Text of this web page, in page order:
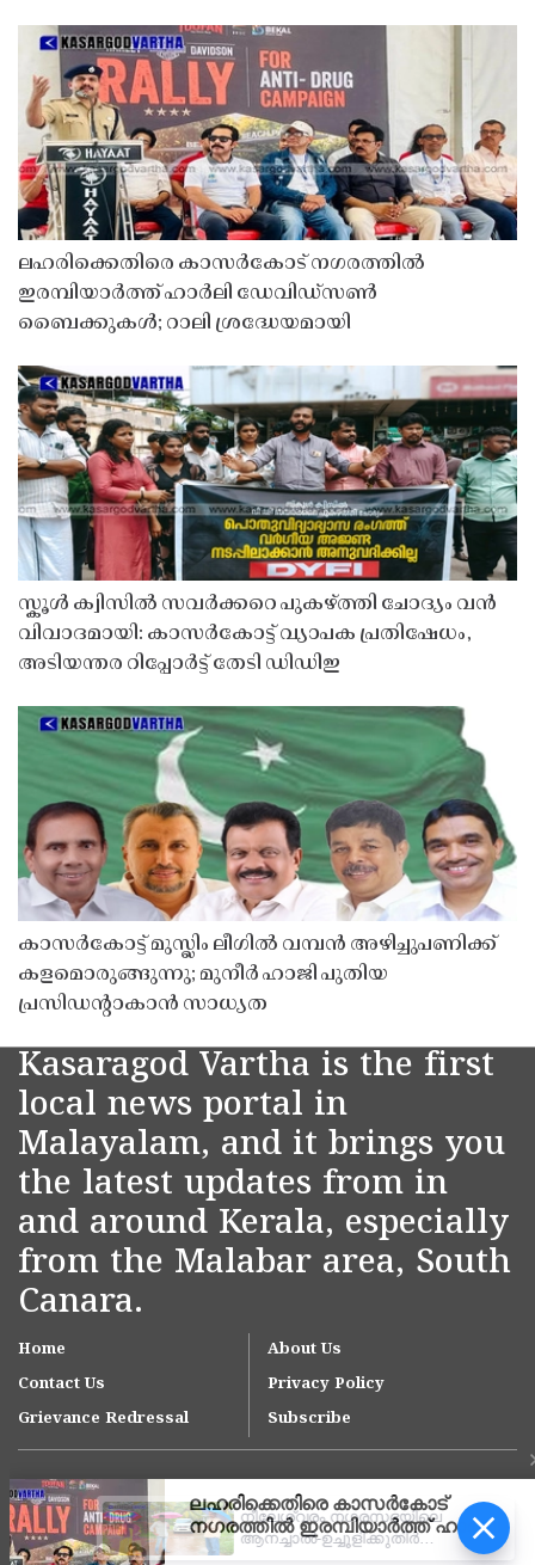
ലഹരിക്കെതിരെ കാസർകോട് നഗരത്തിൽ
ഇരമ്പിയാർത്ത് ഹാർലി ഡേവിഡ്‌സൺ
ബൈക്കുകൾ; റാലി ശ്രദ്ധേയമായി
സ്കൂൾ ക്വിസിൽ സവർക്കറെ പുകഴ്ത്തി ചോദ്യം വൻ
വിവാദമായി: കാസർകോട്ട് വ്യാപക പ്രതിഷേധം,
അടിയന്തര റിപ്പോർട്ട് തേടി ഡിഡിഇ
കാസർകോട്ട് മുസ്ലിം ലീഗിൽ വമ്പൻ അഴിച്ചുപണിക്ക്
കളമൊരുങ്ങുന്നു; മുനീർ ഹാജി പുതിയ
പ്രസിഡൻ്റാകാൻ സാധ്യത
Kasaragod Vartha is the first
local news portal in
Malayalam, and it brings you
the latest updates from in
and around Kerala, especially
from the Malabar area, South
Canara.
Home
About Us
Contact Us
Privacy Policy
Grievance Redressal
Subscribe
നീലേശ്വരം നഗരസഭയിലെ
ആനച്ചാൽ-ഉച്ചൂളിക്കുതിർ